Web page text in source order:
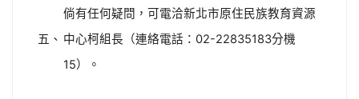
五、
倘有任何疑問，可電洽新北市原住民族教育資源
中心柯組長（連絡電話：02-22835183分機
15）。